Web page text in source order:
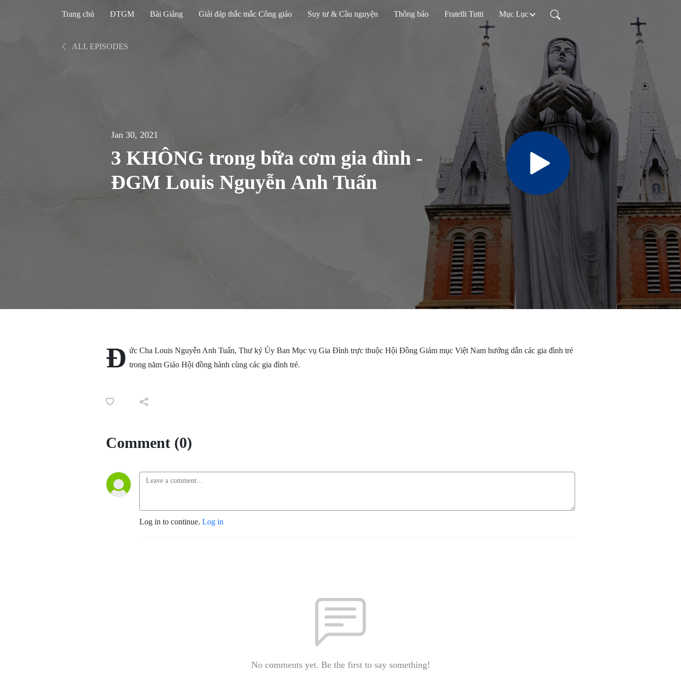
Trang chủ ĐTGM Bài Giảng Giải đáp thắc mắc Công giáo Suy tư & Cầu nguyện Thông báo Fratelli Tutti Mục Lục
ALL EPISODES
Jan 30, 2021
3 KHÔNG trong bữa cơm gia đình -
ĐGM Louis Nguyễn Anh Tuấn
Đ ức Cha Louis Nguyễn Anh Tuấn, Thư ký Ủy Ban Mục vụ Gia Đình trực thuộc Hội Đồng Giám mục Việt Nam hướng dẫn các gia đình trẻ
trong năm Giáo Hội đồng hành cùng các gia đình trẻ.
Comment (0)
Log in to continue. Log in
No comments yet. Be the first to say something!